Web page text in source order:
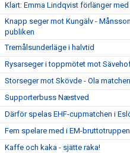
Klart: Emma Lindqvist förlänger med
Knapp seger mot Kungälv -
publiken
Tremålsunderläge i halvtid
Rysarseger i toppmötet mot
Storseger mot Skövde - Ola
Supporterbuss Næstved
Därför spelas EHF-cupmatchen i
Fem spelare med i EM-bruttotruppen
Kaffe och kaka - sjätte raka!